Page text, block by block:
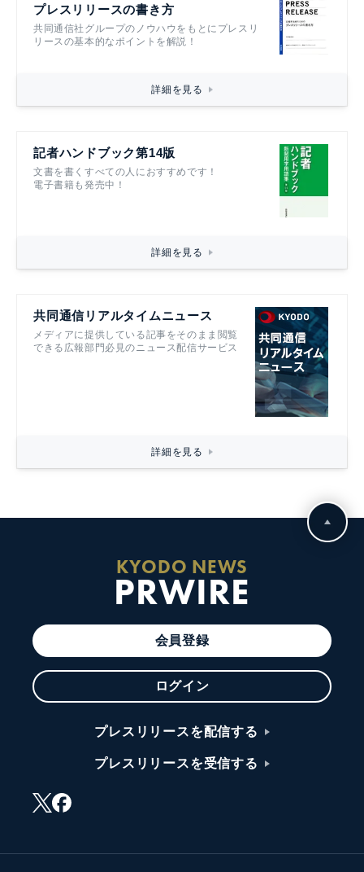
プレスリリースの書き方
共同通信社グループのノウハウをもとにプレスリ
リースの基本的なポイントを解説！
詳細を見る
記者ハンドブック第14版
文書を書くすべての人におすすめです！
電子書籍も発売中！
詳細を見る
共同通信リアルタイムニュース
メディアに提供している記事をそのまま閲覧
できる広報部門必見のニュース配信サービス
詳細を見る
KYODO NEWS
PRWIRE
会員登録
ログイン
プレスリリースを配信する
プレスリリースを受信する